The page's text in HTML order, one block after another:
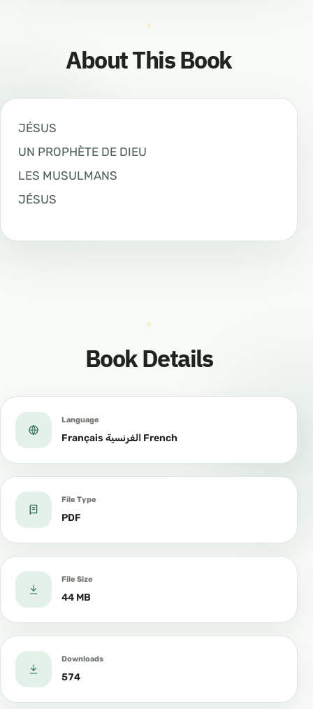
About This Book
JÉSUS
UN PROPHÈTE DE DIEU
LES MUSULMANS
JÉSUS
Book Details
Language
Français الفرنسية French
File Type
PDF
File Size
44 MB
Downloads
574